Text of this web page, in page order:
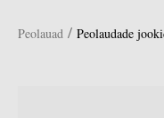
Peolauad / Peolaudade